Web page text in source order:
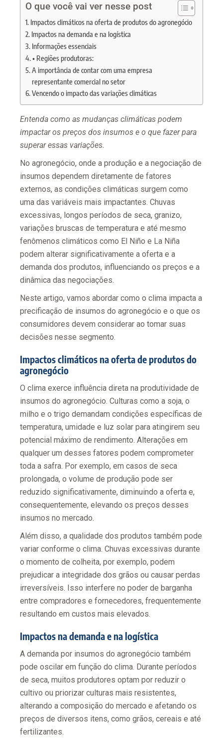
O que você vai ver nesse post
Impactos climáticos na oferta de produtos do agronegócio
Impactos na demanda e na logística
Informações essenciais
• Regiões produtoras:
A importância de contar com uma empresa
representante comercial no setor
Vencendo o impacto das variações climáticas
Entenda como as mudanças climáticas podem
impactar os preços dos insumos e o que fazer para
superar essas variações.
No agronegócio, onde a produção e a negociação de
insumos dependem diretamente de fatores
externos, as condições climáticas surgem como
uma das variáveis mais impactantes. Chuvas
excessivas, longos períodos de seca, granizo,
variações bruscas de temperatura e até mesmo
fenômenos climáticos como El Niño e La Niña
podem alterar significativamente a oferta e a
demanda dos produtos, influenciando os preços e a
dinâmica das negociações.
Neste artigo, vamos abordar como o clima impacta a
precificação de insumos do agronegócio e o que os
consumidores devem considerar ao tomar suas
decisões nesse segmento.
Impactos climáticos na oferta de produtos do
agronegócio
O clima exerce influência direta na produtividade de
insumos do agronegócio. Culturas como a soja, o
milho e o trigo demandam condições específicas de
temperatura, umidade e luz solar para atingirem seu
potencial máximo de rendimento. Alterações em
qualquer um desses fatores podem comprometer
toda a safra. Por exemplo, em casos de seca
prolongada, o volume de produção pode ser
reduzido significativamente, diminuindo a oferta e,
consequentemente, elevando os preços desses
insumos no mercado.
Além disso, a qualidade dos produtos também pode
variar conforme o clima. Chuvas excessivas durante
o momento de colheita, por exemplo, podem
prejudicar a integridade dos grãos ou causar perdas
irreversíveis. Isso interfere no poder de barganha
entre compradores e fornecedores, frequentemente
resultando em custos mais elevados.
Impactos na demanda e na logística
A demanda por insumos do agronegócio também
pode oscilar em função do clima. Durante períodos
de seca, muitos produtores optam por reduzir o
cultivo ou priorizar culturas mais resistentes,
alterando a composição do mercado e afetando os
preços de diversos itens, como grãos, cereais e até
fertilizantes.